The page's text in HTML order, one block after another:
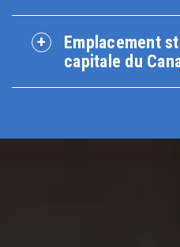
Emplacement
capitale du